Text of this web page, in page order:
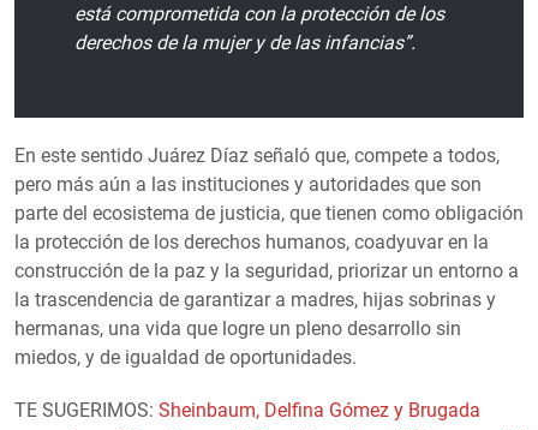
está comprometida con la protección de los
derechos de la mujer y de las infancias”.
En este sentido Juárez Díaz señaló que, compete a todos,
pero más aún a las instituciones y autoridades que son
parte del ecosistema de justicia, que tienen como obligación
la protección de los derechos humanos, coadyuvar en la
construcción de la paz y la seguridad, priorizar un entorno a
la trascendencia de garantizar a madres, hijas sobrinas y
hermanas, una vida que logre un pleno desarrollo sin
miedos, y de igualdad de oportunidades.
TE SUGERIMOS: Sheinbaum, Delfina Gómez y Brugada